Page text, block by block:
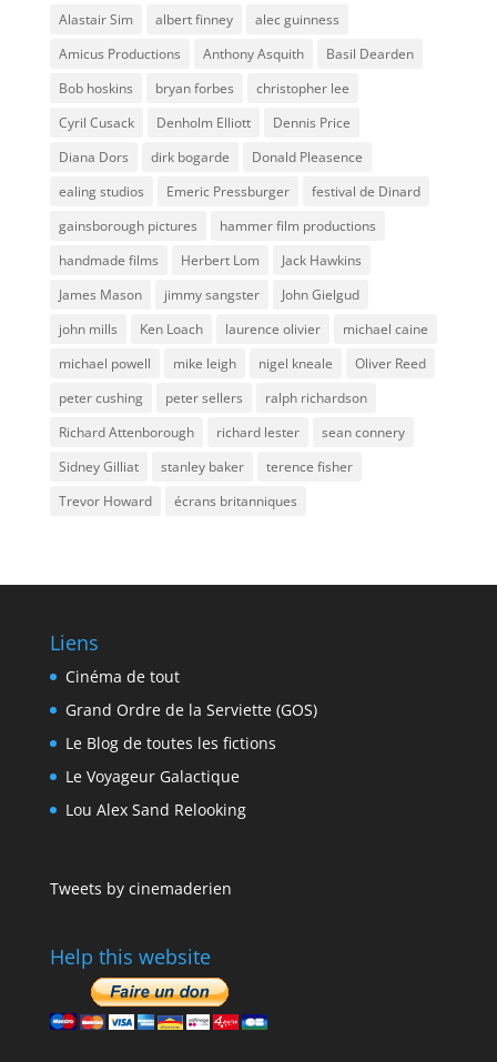
Alastair Sim albert finney
alec guinness
Amicus Productions
Anthony Asquith
Basil Dearden
Bob hoskins
bryan forbes
christopher lee
Cyril Cusack
Denholm Elliott
Dennis Price
Diana Dors
dirk bogarde
Donald Pleasence
ealing studios
Emeric Pressburger
festival de Dinard
gainsborough pictures
hammer film productions
handmade films
Herbert Lom
Jack Hawkins
James Mason
jimmy sangster
John Gielgud
john mills
Ken Loach laurence olivier
michael caine
michael powell
mike leigh nigel kneale
Oliver Reed
peter cushing
peter sellers
ralph richardson
Richard Attenborough
richard lester
sean connery
Sidney Gilliat
stanley baker
terence fisher
Trevor Howard
écrans britanniques
Liens
Cinéma de tout
Grand Ordre de la Serviette (GOS)
Le Blog de toutes les fictions
Le Voyageur Galactique
Lou Alex Sand Relooking
Tweets by cinemaderien
Help this website